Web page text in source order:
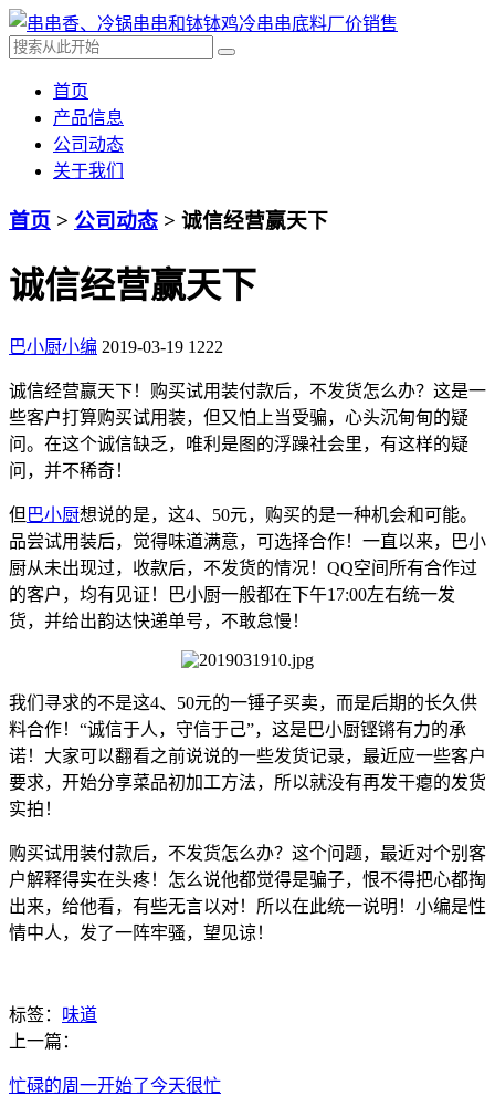
首页
产品信息
公司动态
关于我们
首页 > 公司动态 > 诚信经营赢天下
诚信经营赢天下
巴小厨小编 2019-03-19 1222
诚信经营赢天下！购买试用装付款后，不发货怎么办？这是一
些客户打算购买试用装，但又怕上当受骗，心头沉甸甸的疑
问。在这个诚信缺乏，唯利是图的浮躁社会里，有这样的疑
问，并不稀奇！
但 巴小厨想说的是，这4、50元，购买的是一种机会和可能。
品尝试用装后，觉得味道满意，可选择合作！一直以来，巴小
厨从未出现过，收款后，不发货的情况！QQ空间所有合作过
的客户，均有见证！巴小厨一般都在下午17:00左右统一发
货，并给出韵达快递单号，不敢怠慢！
我们寻求的不是这4、50元的一锤子买卖，而是后期的长久供
料合作！“诚信于人，守信于己”，这是巴小厨铿锵有力的承
诺！大家可以翻看之前说说的一些发货记录，最近应一些客户
要求，开始分享菜品初加工方法，所以就没有再发干瘪的发货
实拍！
购买试用装付款后，不发货怎么办？这个问题，最近对个别客
户解释得实在头疼！怎么说他都觉得是骗子，恨不得把心都掏
出来，给他看，有些无言以对！所以在此统一说明！小编是性
情中人，发了一阵牢骚，望见谅！
标签：
味道
上一篇：
忙碌的周一开始了今天很忙